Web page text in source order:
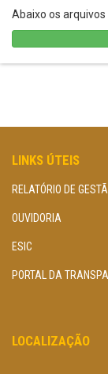
Abaixo os
LINKS ÚTEIS
RELATÓRIO DE
OUVIDORIA
ESIC
PORTAL DA
LOCALIZAÇÃO